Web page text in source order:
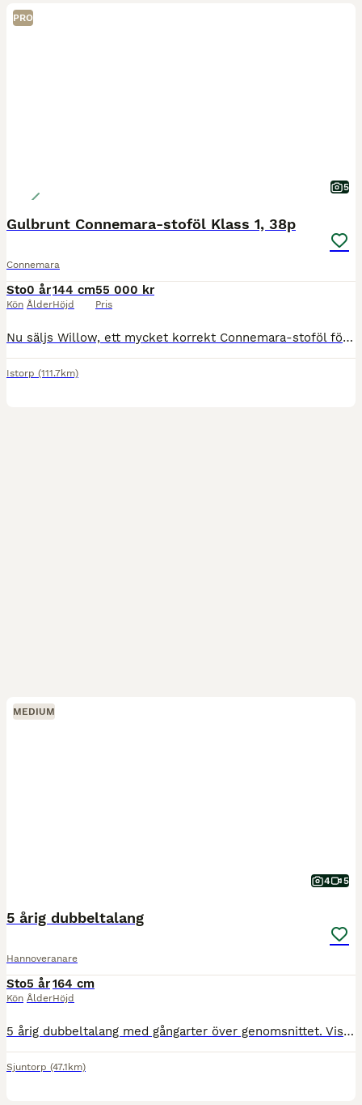
PRO
5
Gulbrunt Connemara-stoföl Klass 1, 38p
Connemara
Sto
Kön
0 år
Ålder
144 cm
Höjd
55 000 kr
Pris
Nu säljs Willow, ett mycket korrekt Connemara-stoföl född 25 maj 2026. Willow är en ponny med fantastisk utstrålning, god resning och ett mycket trevligt temperament. Ett unikt tillfälle för dig som s
Istorp (111.7km)
MEDIUM
4 5
5 årig dubbeltalang
Hannoveranare
Sto
Kön
5 år
Ålder
164 cm
Höjd
5 årig dubbeltalang med gångarter över genomsnittet. Visad på unghästtest där hon belönades med gångartsdiplom, klass 1 hoppning samt ridhästtalang. Mätt förra året till 164 cm. Sportig och nätt model
Sjuntorp (47.1km)